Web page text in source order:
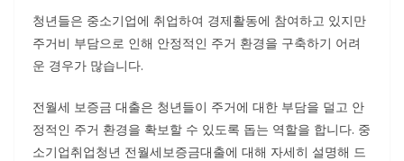
청년들은 중소기업에 취업하여 경제활동에 참여하고 있지만
주거비 부담으로 인해 안정적인 주거 환경을 구축하기 어려
운 경우가 많습니다.
전월세 보증금 대출은 청년들이 주거에 대한 부담을 덜고 안
정적인 주거 환경을 확보할 수 있도록 돕는 역할을 합니다. 중
소기업취업청년 전월세보증금대출에 대해 자세히 설명해 드